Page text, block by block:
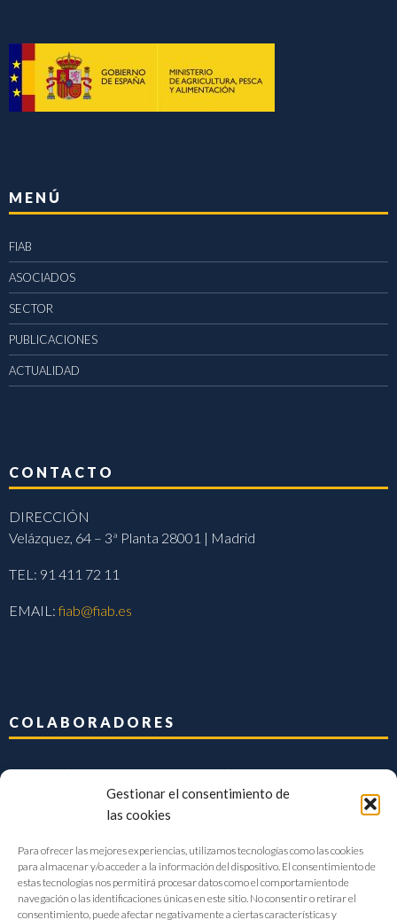
Gestionar el consentimiento de
las cookies
Para ofrecer las mejores experiencias, utilizamos tecnologías como las cookies
para almacenar y/o acceder a la información del dispositivo. El consentimiento de
estas tecnologías nos permitirá procesar datos como el comportamiento de
navegación o las identificaciones únicas en este sitio. No consentir o retirar el
consentimiento, puede afectar negativamente a ciertas características y
MENÚ
FIAB
ASOCIADOS
SECTOR
PUBLICACIONES
ACTUALIDAD
CONTACTO
DIRECCIÓN
Velázquez, 64 – 3ª Planta 28001 | Madrid
TEL: 91 411 72 11
EMAIL:fiab@fiab.es
COLABORADORES